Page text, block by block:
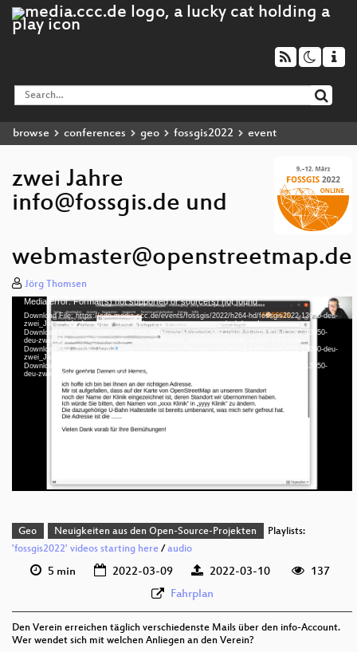
browse conferences geo fossgis2022 event
zwei Jahre
info@fossgis.de und
webmaster@openstreetmap.de
Jörg Thomsen
Video
Player
Media error: Format(s) not supported or source(s) not found
Download File: https://cdn.media.ccc.de/events/fossgis/2022/h264-hd/fossgis2022-13950-deu-
zwei_Jahre_info_fossgisde_und_webmaster_openstreetmapde_hd.mp4
Download File: https://cdn.media.ccc.de/events/fossgis/2022/webm-hd/fossgis2022-13950-
deu-zwei_Jahre_info_fossgisde_und_webmaster_openstreetmapde_webm-hd.webm
Download File: https://cdn.media.ccc.de/events/fossgis/2022/h264-sd/fossgis2022-13950-deu-
zwei_Jahre_info_fossgisde_und_webmaster_openstreetmapde_sd.mp4
Download File: https://cdn.media.ccc.de/events/fossgis/2022/webm-sd/fossgis2022-13950-
deu-zwei_Jahre_info_fossgisde_und_webmaster_openstreetmapde_webm-sd.webm
deu 1080p (webm)
Geo Neuigkeiten aus den Open-Source-Projekten
Playlists:
'fossgis2022' videos starting here /audio
5 min 2022-03-09 2022-03-10
137
Fahrplan
Den Verein erreichen täglich verschiedenste Mails über den info-Account.
Wer wendet sich mit welchen Anliegen an den Verein?